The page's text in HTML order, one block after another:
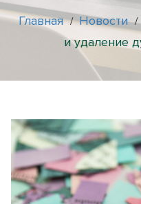
Главная / Новости /
и удаление